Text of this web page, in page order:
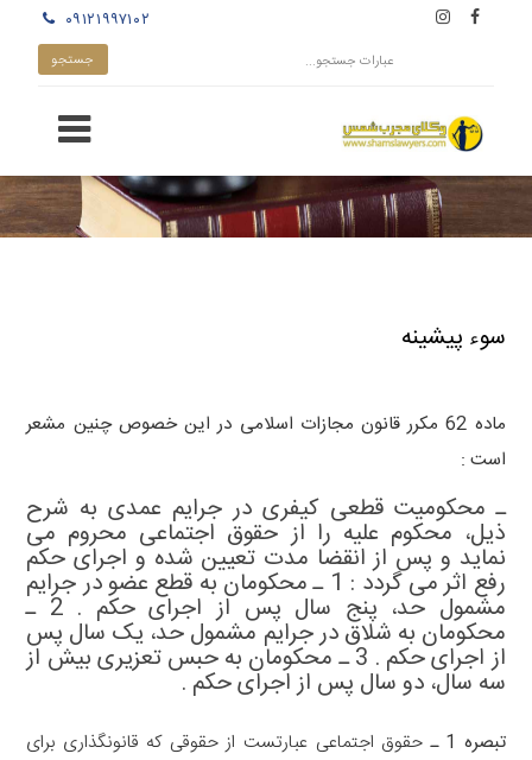
۰۹۱۲۱۹۹۷۱۰۲
سوء پیشینه
ماده 62 مکرر قانون مجازات اسلامی در این خصوص چنین مشعر
است :
ـ محکومیت قطعی کیفری در جرایم عمدی به شرح
ذیل، محکوم علیه را از حقوق اجتماعی محروم می
نماید و پس از انقضا مدت تعیین شده و اجرای حکم
رفع اثر می گردد : 1 ـ محکومان به قطع عضو در جرایم
مشمول حد، پنج سال پس از اجرای حکم . 2 ـ
محکومان به شلاق در جرایم مشمول حد، یک سال پس
از اجرای حکم . 3 ـ محکومان به حبس تعزیری بیش از
سه سال، دو سال پس از اجرای حکم .
تبصره 1 ـ
حقوق اجتماعی عبارتست از حقوقی که قانونگذاری برای